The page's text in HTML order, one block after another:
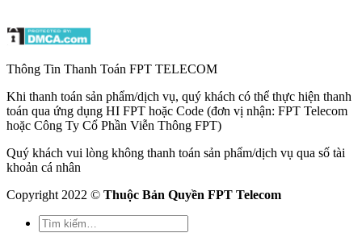
Thông Tin Thanh Toán FPT TELECOM
Khi thanh toán sản phẩm/dịch vụ, quý khách có thể thực hiện thanh
toán qua ứng dụng HI FPT hoặc Code (đơn vị nhận: FPT Telecom
hoặc Công Ty Cổ Phần Viễn Thông FPT)
Quý khách vui lòng không thanh toán sản phẩm/dịch vụ qua số tài
khoản cá nhân
Copyright 2022 © Thuộc Bản Quyền FPT Telecom